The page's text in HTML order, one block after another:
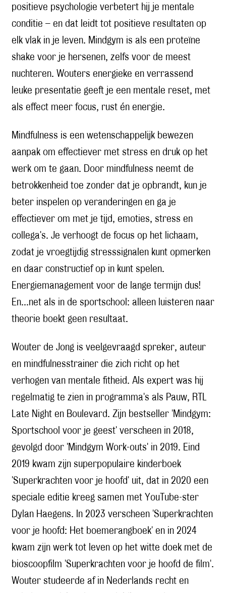
positieve psychologie verbetert hij je mentale
conditie – en dat leidt tot positieve resultaten op
elk vlak in je leven. Mindgym is als een proteïne
shake voor je hersenen, zelfs voor de meest
nuchteren. Wouters energieke en verrassend
leuke presentatie geeft je een mentale reset, met
als effect meer focus, rust én energie.
Mindfulness is een wetenschappelijk bewezen
aanpak om effectiever met stress en druk op het
werk om te gaan. Door mindfulness neemt de
betrokkenheid toe zonder dat je opbrandt, kun je
beter inspelen op veranderingen en ga je
effectiever om met je tijd, emoties, stress en
collega's. Je verhoogt de focus op het lichaam,
zodat je vroegtijdig stresssignalen kunt opmerken
en daar constructief op in kunt spelen.
Energiemanagement voor de lange termijn dus!
En...net als in de sportschool: alleen luisteren naar
theorie boekt geen resultaat.
Wouter de Jong is veelgevraagd spreker, auteur
en mindfulnesstrainer die zich richt op het
verhogen van mentale fitheid. Als expert was hij
regelmatig te zien in programma's als Pauw, RTL
Late Night en Boulevard. Zijn bestseller 'Mindgym:
Sportschool voor je geest' verscheen in 2018,
gevolgd door 'Mindgym Work-outs' in 2019. Eind
2019 kwam zijn superpopulaire kinderboek
'Superkrachten voor je hoofd' uit, dat in 2020 een
speciale editie kreeg samen met YouTube-ster
Dylan Haegens. In 2023 verscheen 'Superkrachten
voor je hoofd: Het boemerangboek' en in 2024
kwam zijn werk tot leven op het witte doek met de
bioscoopfilm 'Superkrachten voor je hoofd de film'.
Wouter studeerde af in Nederlands recht en